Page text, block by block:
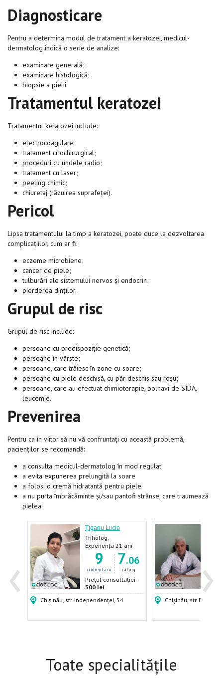
Diagnosticare
Pentru a determina modul de tratament a keratozei, medicul-
dermatolog indică o serie de analize:
examinare generală;
examinare histologică;
biopsie a pielii.
Tratamentul keratozei
Tratamentul keratozei include:
electrocoagulare;
tratament criochirurgical;
proceduri cu undele radio;
tratament cu laser;
peeling chimic;
chiuretaj (răzuirea suprafeței).
Pericol
Lipsa tratamentului la timp a keratozei, poate duce la dezvoltarea
complicațiilor, cum ar fi:
eczeme microbiene;
cancer de piele;
tulburări ale sistemului nervos și endocrin;
pierderea dinților.
Grupul de risc
Grupul de risc include:
persoane cu predispoziție genetică;
persoane în vârste;
persoane, care trăiesc în zone cu soare;
persoane cu piele deschisă, cu păr deschis sau roșu;
persoane, care au efectuat chimioterapie, bolnavi de SIDA,
leucemie.
Prevenirea
Pentru ca în viitor să nu vă confruntați cu această problemă,
pacienților se recomandă:
a consulta medicul-dermatolog în mod regulat
a evita expunerea prelungită la soare
a folosi o cremă hidratantă pentru piele
a nu purta îmbrăcăminte și/sau pantofi strânse, care traumează
pielea.
‹ ›
-
Țiganu Lucia
Triholog,
Dermatolog,
Venerolog
Experiența 21 ani
9
comentarii
7.06
rating
Prețul consultației -
500 lei
Chișinău, str. Independenței, 54
400
Chișinău, str.
Toate specialitățile